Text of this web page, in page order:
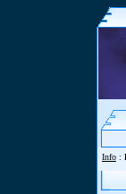
Info :